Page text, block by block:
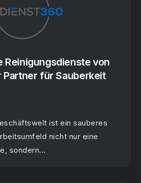
Reinigungsdienste von
Partner für Sauberkeit
ist ein sauberes
nicht nur eine
sondern...